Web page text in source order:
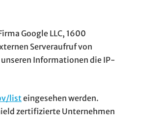
Google LLC, 1600
Serveraufruf von
Informationen die IP-
listeingesehen werden.
zertifizierte Unternehmen